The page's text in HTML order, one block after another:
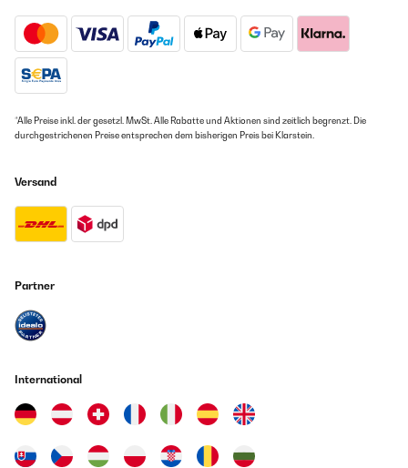
*Alle Preise inkl. der gesetzl. MwSt. Alle Rabatte und Aktionen sind zeitlich begrenzt. Die
durchgestrichenen Preise entsprechen dem bisherigen Preis bei Klarstein.
Versand
Partner
International